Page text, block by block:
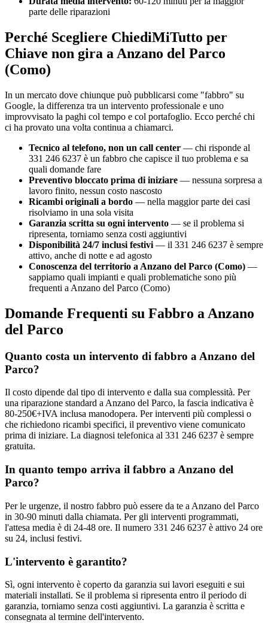
parte delle riparazioni
Perché Scegliere ChiediMiTutto per
Chiave non gira a Anzano del Parco
(Como)
In un mercato dove chiunque può pubblicarsi come "fabbro" su
Google, la differenza tra un intervento professionale e uno
improvvisato la paghi col tempo e col portafoglio. Ecco perché chi
ci ha provato una volta continua a chiamarci.
Tecnico al telefono, non un call center — chi risponde al
331 246 6237 è un fabbro che capisce il tuo problema e sa
quali domande fare
Preventivo bloccato prima di iniziare — nessuna sorpresa a
lavoro finito, nessun costo nascosto
Ricambi originali a bordo — nella maggior parte dei casi
risolviamo in una sola visita
Garanzia scritta su ogni intervento — se il problema si
ripresenta, torniamo senza costi aggiuntivi
Disponibilità 24/7 inclusi festivi — il 331 246 6237 è sempre
attivo, anche di notte e ad agosto
Conoscenza del territorio a Anzano del Parco (Como) —
sappiamo quali impianti e quali problematiche sono più
frequenti a Anzano del Parco (Como)
Domande Frequenti su Fabbro a Anzano
del Parco
Quanto costa un intervento di fabbro a Anzano del
Parco?
Il costo dipende dal tipo di intervento e dalla sua complessità. Per
una riparazione standard a Anzano del Parco, la fascia indicativa è
80-250€+IVA inclusa manodopera. Per interventi più complessi o
che richiedono ricambi specifici, il preventivo viene comunicato
prima di iniziare. La diagnosi telefonica al 331 246 6237 è sempre
gratuita.
In quanto tempo arriva il fabbro a Anzano del
Parco?
Per le urgenze, il nostro fabbro può essere da te a Anzano del Parco
in 30-90 minuti dalla chiamata. Per gli interventi programmati,
l'attesa media è di 24-48 ore. Il numero 331 246 6237 è attivo 24 ore
su 24, inclusi festivi.
L'intervento è garantito?
Sì, ogni intervento è coperto da garanzia sui lavori eseguiti e sui
materiali installati. Se il problema si ripresenta entro il periodo di
garanzia, torniamo senza costi aggiuntivi. La garanzia è scritta e
consegnata al termine dell'intervento.